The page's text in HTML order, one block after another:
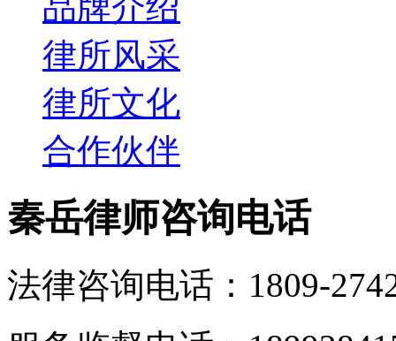
律所风采
律所文化
合作伙伴
秦岳律师咨询电话
法律咨询电话：1809-